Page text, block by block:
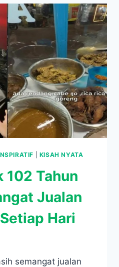
KISAH NYATA
102 Tahun
Jualan
Hari
semangat jualan